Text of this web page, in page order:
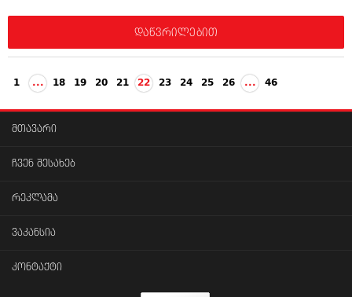
დაწვრილებით
1 ... 18 19 20 21 22 23 24 25 26 ... 46
მთავარი
ჩვენ შესახებ
რეკლამა
ვაკანსია
კონტაქტი